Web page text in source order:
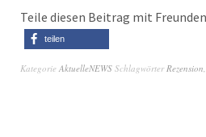
Teile diesen Beitrag mit Freunden
teilen
Kategorie AktuelleNEWS SchlagwörterRezension,